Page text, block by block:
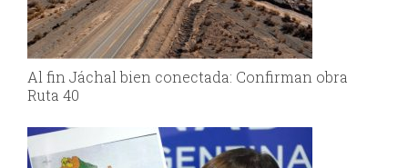
Al fin Jáchal bien conectada: Confirman obra
Ruta 40